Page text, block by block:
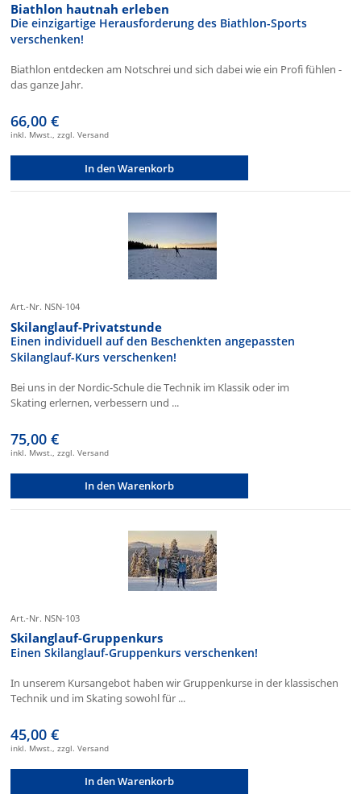
Biathlon hautnah erleben
Die einzigartige Herausforderung des Biathlon-Sports
verschenken!
Biathlon entdecken am Notschrei und sich dabei wie ein Profi fühlen -
das ganze Jahr.
66,00 €
inkl. Mwst., zzgl. Versand
In den Warenkorb
Art.-Nr. NSN-104
Skilanglauf-Privatstunde
Einen individuell auf den Beschenkten angepassten
Skilanglauf-Kurs verschenken!
Bei uns in der Nordic-Schule die Technik im Klassik oder im
Skating erlernen, verbessern und ...
75,00 €
inkl. Mwst., zzgl. Versand
In den Warenkorb
Art.-Nr. NSN-103
Skilanglauf-Gruppenkurs
Einen Skilanglauf-Gruppenkurs verschenken!
In unserem Kursangebot haben wir Gruppenkurse in der klassischen
Technik und im Skating sowohl für ...
45,00 €
inkl. Mwst., zzgl. Versand
In den Warenkorb